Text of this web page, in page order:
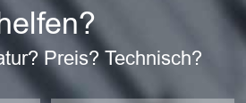
Preis? Technisch?